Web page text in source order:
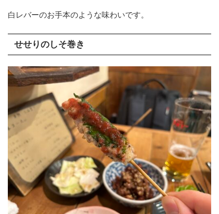
白レバーのお手本のような味わいです。
せせりのしそ巻き